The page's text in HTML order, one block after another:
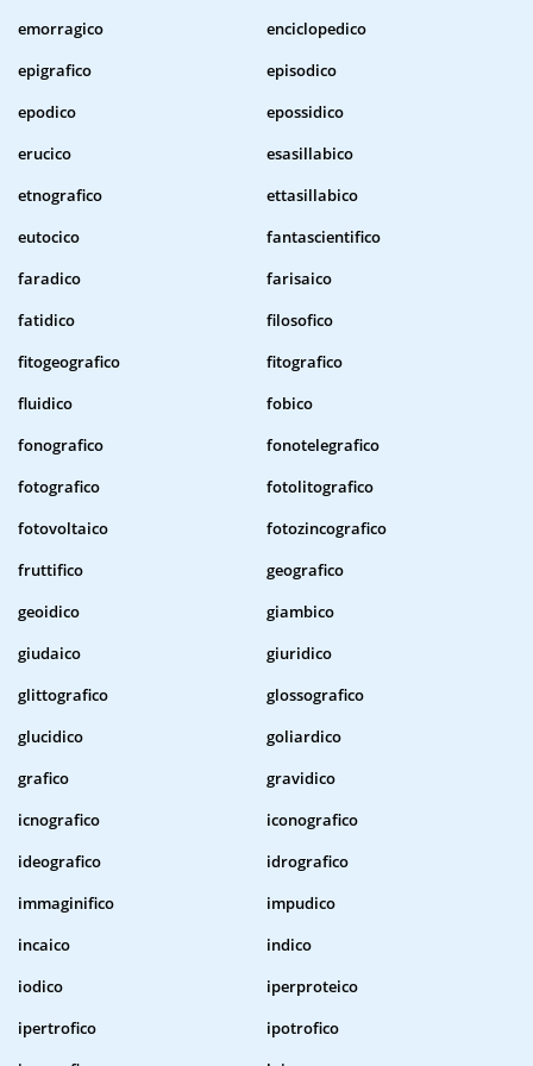
emorragico
enciclopedico
epigrafico
episodico
epodico
epossidico
erucico
esasillabico
etnografico
ettasillabico
eutocico
fantascientifico
faradico
farisaico
fatidico
filosofico
fitogeografico
fitografico
fluidico
fobico
fonografico
fonotelegrafico
fotografico
fotolitografico
fotovoltaico
fotozincografico
fruttifico
geografico
geoidico
giambico
giudaico
giuridico
glittografico
glossografico
glucidico
goliardico
grafico
gravidico
icnografico
iconografico
ideografico
idrografico
immaginifico
impudico
incaico
indico
iodico
iperproteico
ipertrofico
ipotrofico